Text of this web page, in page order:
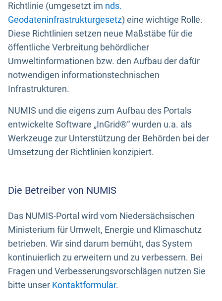
Richtlinie (umgesetzt im nds.
Geodateninfrastrukturgesetz) eine wichtige Rolle.
Diese Richtlinien setzen neue Maßstäbe für die
öffentliche Verbreitung behördlicher
Umweltinformationen bzw. den Aufbau der dafür
notwendigen informationstechnischen
Infrastrukturen.
NUMIS und die eigens zum Aufbau des Portals
entwickelte Software „InGrid®“ wurden u.a. als
Werkzeuge zur Unterstützung der Behörden bei der
Umsetzung der Richtlinien konzipiert.
Die Betreiber von NUMIS
Das NUMIS-Portal wird vom Niedersächsischen
Ministerium für Umwelt, Energie und Klimaschutz
betrieben. Wir sind darum bemüht, das System
kontinuierlich zu erweitern und zu verbessern. Bei
Fragen und Verbesserungsvorschlägen nutzen Sie
bitte unser Kontaktformular.